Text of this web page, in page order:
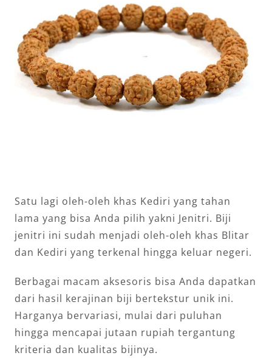
Satu lagi oleh-oleh khas Kediri yang tahan
lama yang bisa Anda pilih yakni Jenitri. Biji
jenitri ini sudah menjadi oleh-oleh khas Blitar
dan Kediri yang terkenal hingga keluar negeri.
Berbagai macam aksesoris bisa Anda dapatkan
dari hasil kerajinan biji bertekstur unik ini.
Harganya bervariasi, mulai dari puluhan
hingga mencapai jutaan rupiah tergantung
kriteria dan kualitas bijinya.